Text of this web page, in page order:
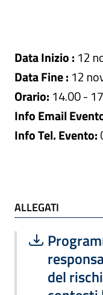
Data Inizio : 12
Data Fine : 12
Orario: 14.00 -
Info Email
Info Tel. Evento:
ALLEGATI e TI
ALLEGATI
Scarica file:
del
Formato